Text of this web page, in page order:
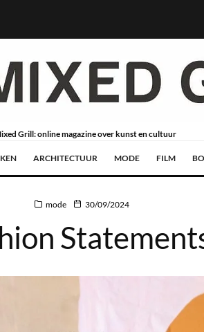
Grill: online magazine over kunst en cultuur
ARCHITECTUUR MODE FILM
mode 30/09/2024